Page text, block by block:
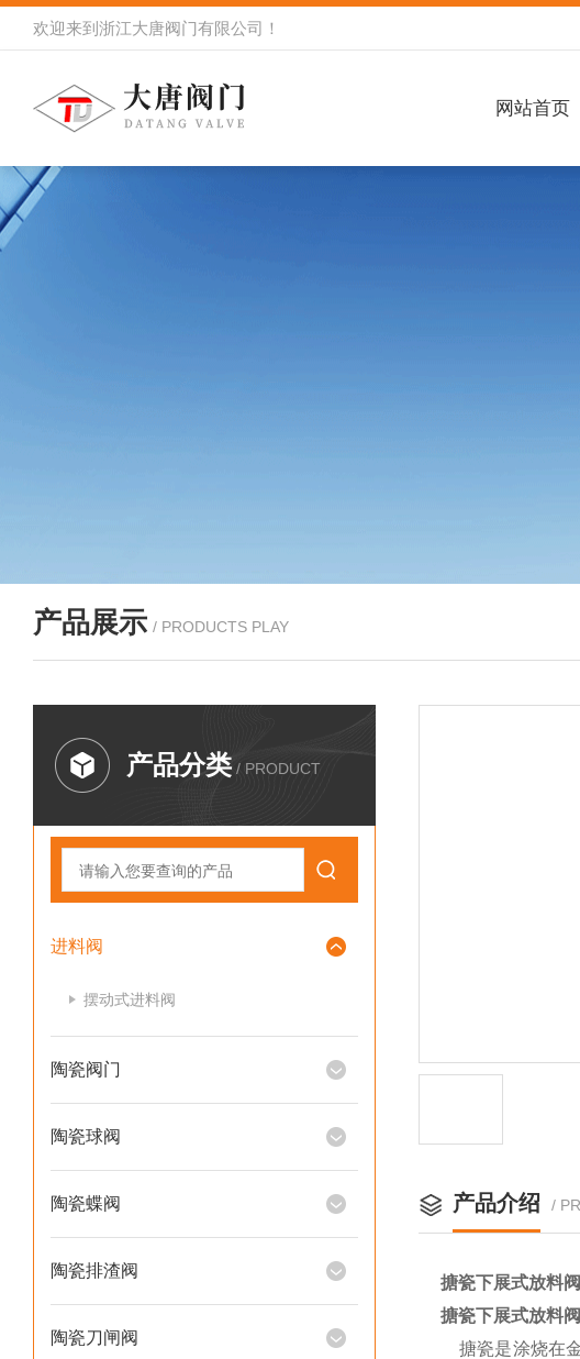
欢迎来到 浙江大唐阀门有限公司 ！
网站首页
产品展示 / PRODUCTS PLAY
产品分类 / PRODUCT
进料阀
摆动式进料阀
陶瓷阀门
陶瓷球阀
陶瓷蝶阀
陶瓷排渣阀
陶瓷刀闸阀
产品介绍 /
搪瓷下展式放料
搪瓷下展式放料
搪瓷是涂烧在